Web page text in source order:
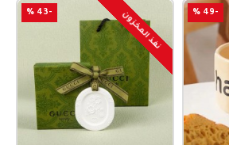
-49 %
-43 % نفذ المخزون